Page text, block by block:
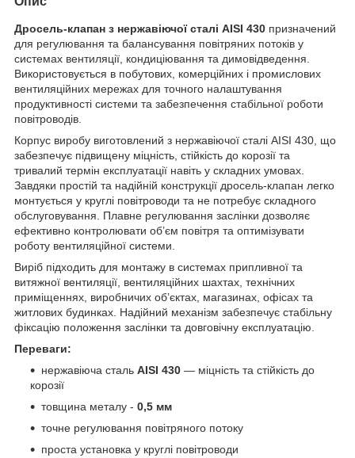
Дросель-клапан з нержавіючої сталі AISI 430 призначений
для регулювання та балансування повітряних потоків у
системах вентиляції, кондиціювання та димовідведення.
Використовується в побутових, комерційних і промислових
вентиляційних мережах для точного налаштування
продуктивності системи та забезпечення стабільної роботи
повітроводів.
Корпус виробу виготовлений з нержавіючої сталі AISI 430, що
забезпечує підвищену міцність, стійкість до корозії та
тривалий термін експлуатації навіть у складних умовах.
Завдяки простій та надійній конструкції дросель-клапан легко
монтується у круглі повітроводи та не потребує складного
обслуговування. Плавне регулювання заслінки дозволяє
ефективно контролювати об’єм повітря та оптимізувати
роботу вентиляційної системи.
Виріб підходить для монтажу в системах припливної та
витяжної вентиляції, вентиляційних шахтах, технічних
приміщеннях, виробничих об’єктах, магазинах, офісах та
житлових будинках. Надійний механізм забезпечує стабільну
фіксацію положення заслінки та довговічну експлуатацію.
Переваги:
нержавіюча сталь AISI 430 — міцність та стійкість до
корозії
товщина металу - 0,5 мм
точне регулювання повітряного потоку
проста установка у круглі повітроводи